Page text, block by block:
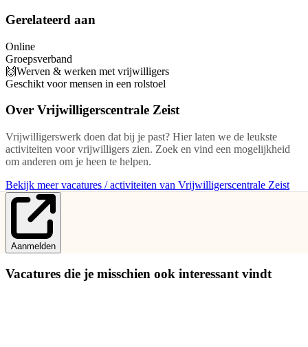
Gerelateerd aan
Online
Groepsverband
🙌Werven & werken met vrijwilligers
Geschikt voor mensen in een rolstoel
Over Vrijwilligerscentrale Zeist
Vrijwilligerswerk doen dat bij je past? Hier laten we de leukste
activiteiten voor vrijwilligers zien. Zoek en vind een mogelijkheid
om anderen om je heen te helpen.
Bekijk meer vacatures / activiteiten van Vrijwilligerscentrale Zeist
Aanmelden
Vacatures die je misschien ook interessant vindt